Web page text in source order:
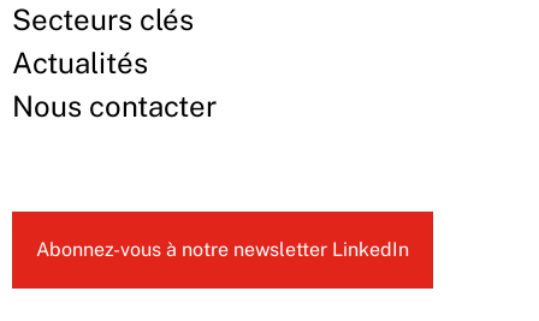
Secteurs clés
Actualités
Nous contacter
Abonnez-vous à notre newsletter LinkedIn